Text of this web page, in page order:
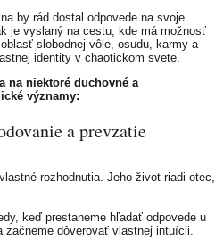
by rád dostal odpovede na svoje
je vyslaný na cestu, kde má možnosť
slobodnej vôle, osudu, karmy a
identity v chaotickom svete.
na niektoré duchovné a
významy:
a prevzatie
rozhodnutia. Jeho život riadi otec,
keď prestaneme hľadať odpovede u
začneme dôverovať vlastnej intuícii.